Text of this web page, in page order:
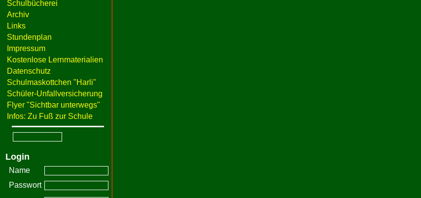
Schulbücherei
Archiv
Links
Stundenplan
Impressum
Kostenlose Lernmaterialien
Datenschutz
Schulmaskottchen "Harli"
Schüler-Unfallversicherung
Flyer "Sichtbar unterwegs"
Infos: Zu Fuß zur Schule
Login
Name
Passwort